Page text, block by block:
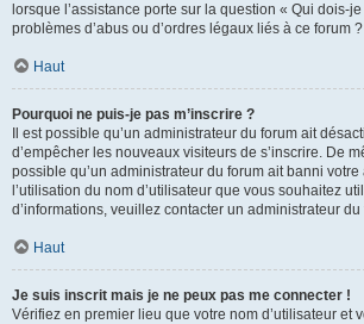
lorsque l’assistance porte sur la question « Qui dois-
problèmes d’abus ou d’ordres légaux liés à ce forum
Haut
Pourquoi ne puis-je pas m’inscrire ?
Il est possible qu’un administrateur du forum ait
d’empêcher les nouveaux visiteurs de s’inscrire. De
possible qu’un administrateur du forum ait banni
l’utilisation du nom d’utilisateur que vous souhaitez
d’informations, veuillez contacter un administrateur du
Haut
Je suis inscrit mais je ne peux pas me connecter !
Vérifiez en premier lieu que votre nom d’utilisateur et